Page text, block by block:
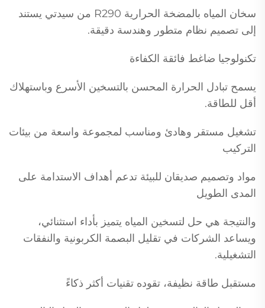
سخان المياه بالمضخة الحرارية R290 من سيدتي يستند
إلى تصميم نظام متطور وهندسة دقيقة.
تكنولوجيا ضاغط فائقة الكفاءة
يسمح تبادل الحرارة المحسن بالتسخين الأسرع وباستهلاك
أقل للطاقة.
تشغيل مستقر وهادئ ومناسب لمجموعة واسعة من بيئات
التركيب
مواد وتصميم صديقان للبيئة تدعم أهداف الاستدامة على
المدى الطويل
والنتيجة هي حل لتسخين المياه يتميز بأداء استثنائي،
ويساعد الشركات في تقليل البصمة الكربونية والنفقات
التشغيلية.
مستقبل طاقة نظيفة، تقوده تقنيات أكثر ذكاءً